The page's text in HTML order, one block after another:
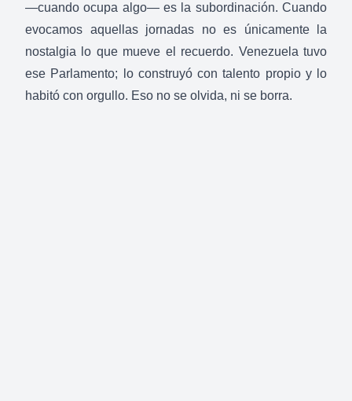
—cuando ocupa algo— es la subordinación. Cuando
evocamos aquellas jornadas no es únicamente la
nostalgia lo que mueve el recuerdo. Venezuela tuvo
ese Parlamento; lo construyó con talento propio y lo
habitó con orgullo. Eso no se olvida, ni se borra.